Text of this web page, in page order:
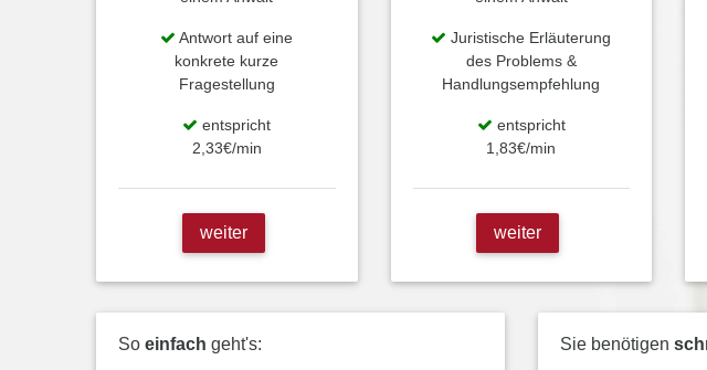
Antwort auf eine
konkrete kurze
Fragestellung
entspricht
2,33€/min
weiter
Juristische Erläuterung
des Problems &
Handlungsempfehlung
entspricht
1,83€/min
weiter
So einfach geht's: Sie benötigen